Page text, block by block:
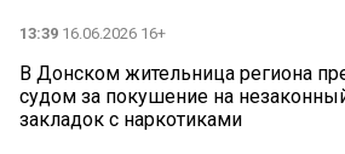
13:39 16.06.2026 16+
️В Донском жительница региона
судом за покушение на
закладок с наркотиками